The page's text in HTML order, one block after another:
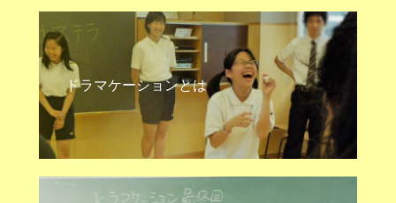
ドラマケーションとは